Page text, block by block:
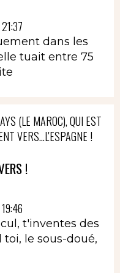
dans les
tuait entre 75
(LE MAROC), QUI EST
VERS...L'ESPAGNE !
!
t'inventes des
le sous-doué,